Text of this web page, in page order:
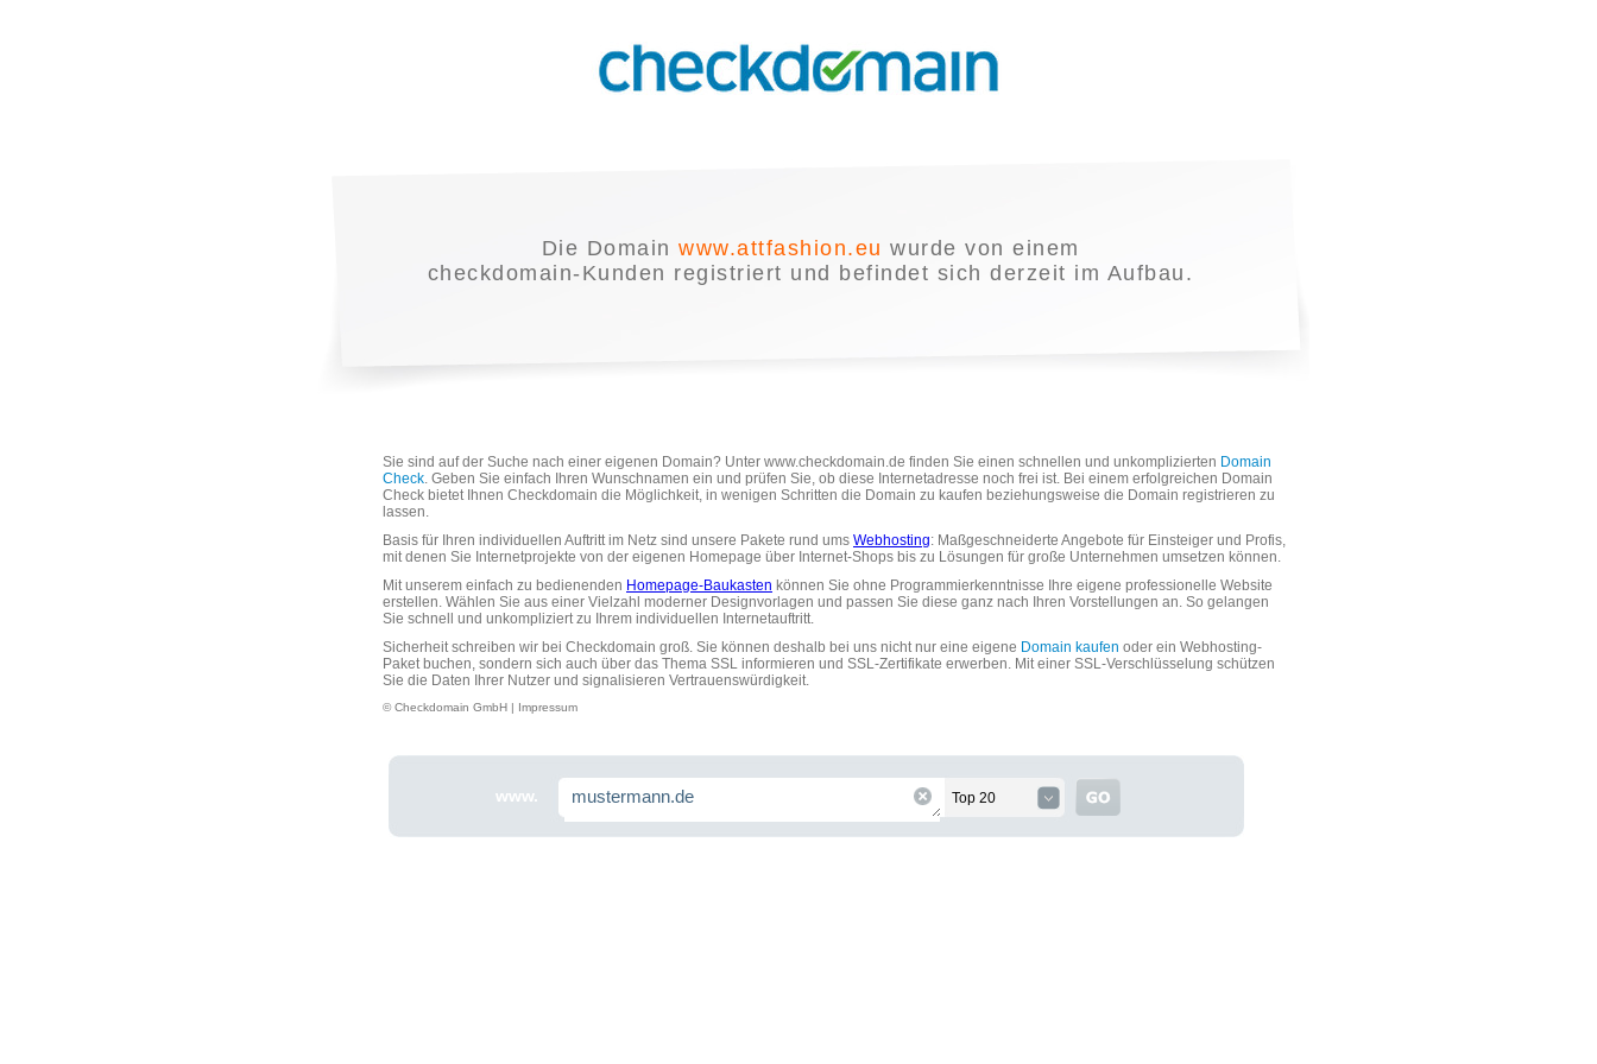
Die Domain www.attfashion.eu wurde von einem
checkdomain-Kunden registriert und befindet sich derzeit im Aufbau.
Sie sind auf der Suche nach einer eigenen Domain? Unter www.checkdomain.de finden Sie einen schnellen und unkomplizierten Domain
Check. Geben Sie einfach Ihren Wunschnamen ein und prüfen Sie, ob diese Internetadresse noch frei ist. Bei einem erfolgreichen Domain
Check bietet Ihnen Checkdomain die Möglichkeit, in wenigen Schritten die Domain zu kaufen beziehungsweise die Domain registrieren zu
lassen.
Basis für Ihren individuellen Auftritt im Netz sind unsere Pakete rund ums Webhosting: Maßgeschneiderte Angebote für Einsteiger und Profis,
mit denen Sie Internetprojekte von der eigenen Homepage über Internet-Shops bis zu Lösungen für große Unternehmen umsetzen können.
Mit unserem einfach zu bedienenden Homepage-Baukasten können Sie ohne Programmierkenntnisse Ihre eigene professionelle Website
erstellen. Wählen Sie aus einer Vielzahl moderner Designvorlagen und passen Sie diese ganz nach Ihren Vorstellungen an. So gelangen
Sie schnell und unkompliziert zu Ihrem individuellen Internetauftritt.
Sicherheit schreiben wir bei Checkdomain groß. Sie können deshalb bei uns nicht nur eine eigene Domain kaufen oder ein Webhosting-
Paket buchen, sondern sich auch über das Thema SSL informieren und SSL-Zertifikate erwerben. Mit einer SSL-Verschlüsselung schützen
Sie die Daten Ihrer Nutzer und signalisieren Vertrauenswürdigkeit.
© Checkdomain GmbH | Impressum
www. Top 20